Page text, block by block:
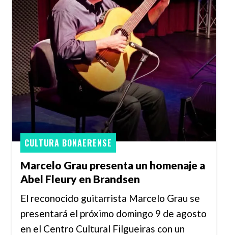
Marcelo Grau presenta un homenaje a
Abel Fleury en Brandsen
CULTURA BONAERENSE
El reconocido guitarrista Marcelo Grau se
presentará el próximo domingo 9 de agosto
en el Centro Cultural Filgueiras con un